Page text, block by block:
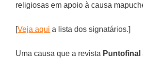
religiosas em apoio à causa
[Veja aqui a lista dos signatários.]
Uma causa que a revista Puntofinal